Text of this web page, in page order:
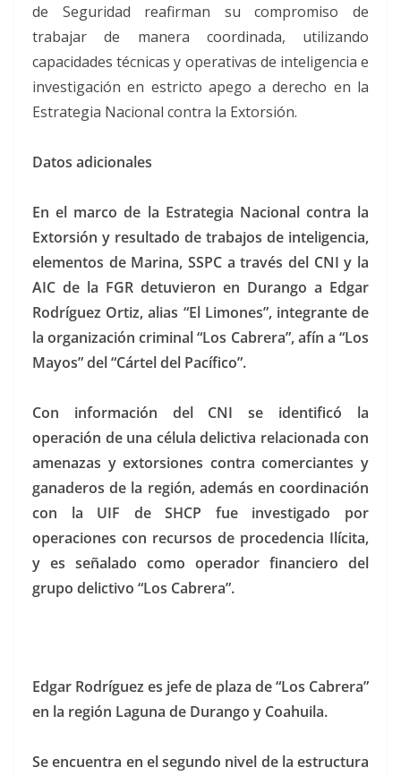
de Seguridad reafirman su compromiso de
trabajar de manera coordinada, utilizando
capacidades técnicas y operativas de inteligencia e
investigación en estricto apego a derecho en la
Estrategia Nacional contra la Extorsión.
Datos adicionales
En el marco de la Estrategia Nacional contra la
Extorsión y resultado de trabajos de inteligencia,
elementos de Marina, SSPC a través del CNI y la
AIC de la FGR detuvieron en Durango a Edgar
Rodríguez Ortiz, alias “El Limones”, integrante de
la organización criminal “Los Cabrera”, afín a “Los
Mayos” del “Cártel del Pacífico”.
Con información del CNI se identificó la
operación de una célula delictiva relacionada con
amenazas y extorsiones contra comerciantes y
ganaderos de la región, además en coordinación
con la UIF de SHCP fue investigado por
operaciones con recursos de procedencia Ilícita,
y es señalado como operador financiero del
grupo delictivo “Los Cabrera”.
Edgar Rodríguez es jefe de plaza de “Los Cabrera”
en la región Laguna de Durango y Coahuila.
Se encuentra en el segundo nivel de la estructura